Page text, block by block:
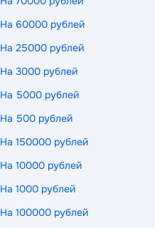
На 60000 рублей
На 25000 рублей
На 3000 рублей
На 5000 рублей
На 500 рублей
На 150000 рублей
На 10000 рублей
На 1000 рублей
На 100000 рублей